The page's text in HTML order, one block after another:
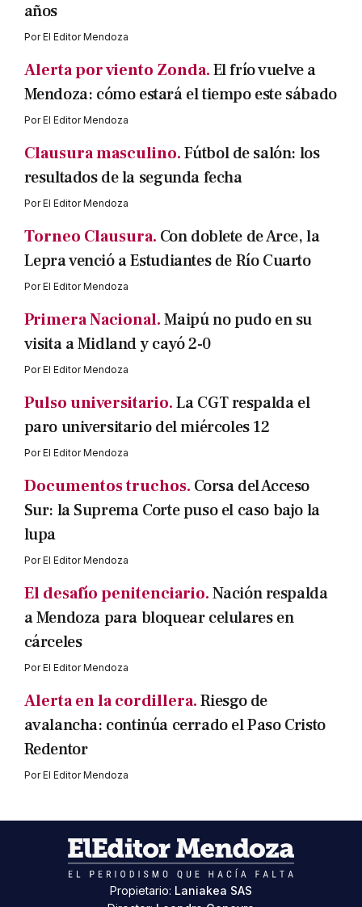
años
PorEl Editor Mendoza
Alerta por viento Zonda.El frío vuelve a
Mendoza: cómo estará el tiempo este sábado
PorEl Editor Mendoza
Clausura masculino.Fútbol de salón: los
resultados de la segunda fecha
PorEl Editor Mendoza
Torneo Clausura. Con doblete de Arce, la
Lepra venció a Estudiantes de Río Cuarto
PorEl Editor Mendoza
Primera Nacional.Maipú no pudo en su
visita a Midland y cayó 2-0
PorEl Editor Mendoza
Pulso universitario.La CGT respalda el
paro universitario del miércoles 12
PorEl Editor Mendoza
Documentos truchos. Corsa del Acceso
Sur: la Suprema Corte puso el caso bajo la
lupa
PorEl Editor Mendoza
El desafío penitenciario.Nación respalda
a Mendoza para bloquear celulares en
cárceles
PorEl Editor Mendoza
Alerta en la cordillera.Riesgo de
avalancha: continúa cerrado el Paso Cristo
Redentor
PorEl Editor Mendoza
Propietario: Laniakea SAS